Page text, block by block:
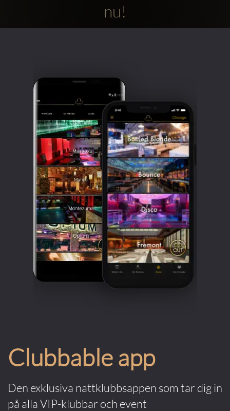
nu!
Clubbable app
Den exklusiva nattklubbsappen som tar dig in
på alla VIP-klubbar och event